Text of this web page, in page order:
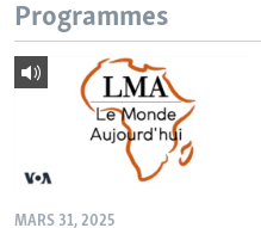
Programmes
MARS 31, 2025